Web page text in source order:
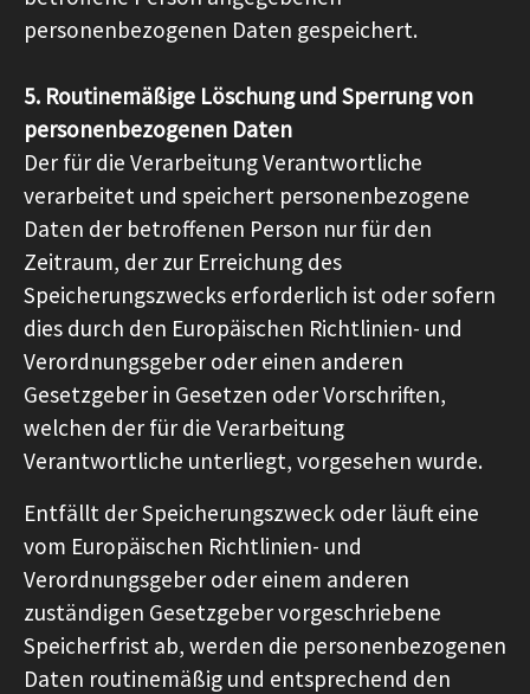
personenbezogenen Daten gespeichert.
5. Routinemäßige Löschung und Sperrung von
personenbezogenen Daten
Der für die Verarbeitung Verantwortliche
verarbeitet und speichert personenbezogene
Daten der betroffenen Person nur für den
Zeitraum, der zur Erreichung des
Speicherungszwecks erforderlich ist oder sofern
dies durch den Europäischen Richtlinien- und
Verordnungsgeber oder einen anderen
Gesetzgeber in Gesetzen oder Vorschriften,
welchen der für die Verarbeitung
Verantwortliche unterliegt, vorgesehen wurde.
Entfällt der Speicherungszweck oder läuft eine
vom Europäischen Richtlinien- und
Verordnungsgeber oder einem anderen
zuständigen Gesetzgeber vorgeschriebene
Speicherfrist ab, werden die personenbezogenen
Daten routinemäßig und entsprechend den